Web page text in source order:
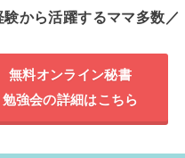
験から活躍するママ多数／
無料オンライン秘書
勉強会の詳細はこちら